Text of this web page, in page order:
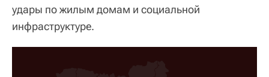
удары по жилым домам и социальной
инфраструктуре.